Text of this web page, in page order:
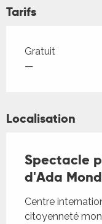
Tarifs
Tarifs 2026
Gratuit
—
Localisation
Spectacle
d'Ada
Centre
citoyenneté